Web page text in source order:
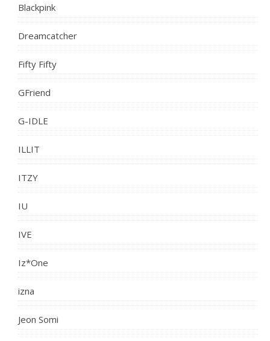
Blackpink
Dreamcatcher
Fifty Fifty
GFriend
G-IDLE
ILLIT
ITZY
IU
IVE
Iz*One
izna
Jeon Somi